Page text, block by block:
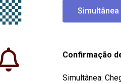
Simultânea
Confirmação
Simultânea: